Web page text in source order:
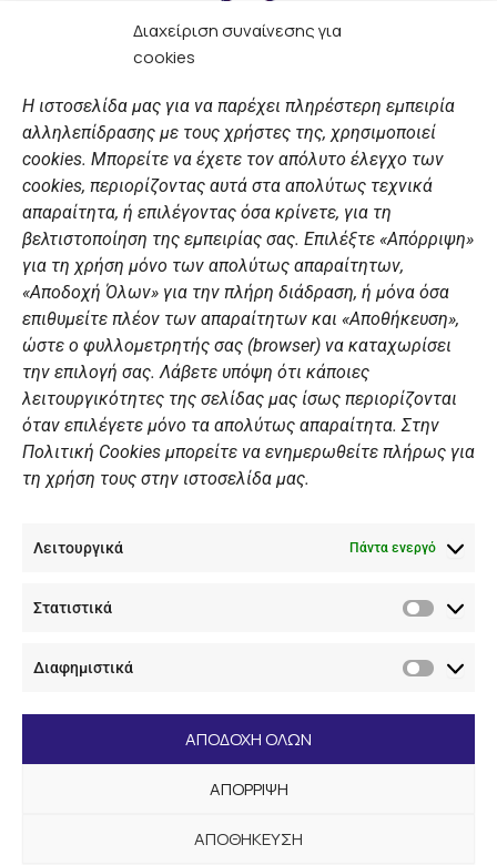
Διαχείριση συναίνεσης για
cookies
Η ιστοσελίδα μας για να παρέχει πληρέστερη εμπειρία
αλληλεπίδρασης με τους χρήστες της, χρησιμοποιεί
cookies. Μπορείτε να έχετε τον απόλυτο έλεγχο των
cookies, περιορίζοντας αυτά στα απολύτως τεχνικά
απαραίτητα, ή επιλέγοντας όσα κρίνετε, για τη
βελτιστοποίηση της εμπειρίας σας. Επιλέξτε «Απόρριψη»
για τη χρήση μόνο των απολύτως απαραίτητων,
«Αποδοχή Όλων» για την πλήρη διάδραση, ή μόνα όσα
επιθυμείτε πλέον των απαραίτητων και «Αποθήκευση»,
ώστε ο φυλλομετρητής σας (browser) να καταχωρίσει
την επιλογή σας. Λάβετε υπόψη ότι κάποιες
λειτουργικότητες της σελίδας μας ίσως περιορίζονται
όταν επιλέγετε μόνο τα απολύτως απαραίτητα. Στην
Πολιτική Cookies μπορείτε να ενημερωθείτε πλήρως για
τη χρήση τους στην ιστοσελίδα μας.
Λειτουργικά Πάντα ενεργό
Στατιστικά
Διαφημιστικά
ΑΠΟΔΟΧΗ ΟΛΩΝ
ΑΠΟΡΡΙΨΗ
ΑΠΟΘΗΚΕΥΣΗ
F
a
e
b
o
o
k
t
a
g
r
a
m
t
u
b
e
n
k
e
d
i
n
ΣΎΝΔΕΣΜΟΙ
Αθλητικές σχολές
Διάπλους
Χορηγοί
Summer Camp
ΠΡΟΣΩΠΙΚΑ ΔΕΔΟΜΕΝΑ
Πολιτική Ιστοσελίδας
Πολιτική Cookies Iστοσελίδας
Γενική Πολιτική ΝΟΒ
Ενημέρωση Summer Camp
ΕΠΙΚΟΙΝΩΝΊΑ
+30 210 89 62 416
Ναυτικός Όμιλος Βουλιαγμένης Λαιμός Βουλιαγμένης